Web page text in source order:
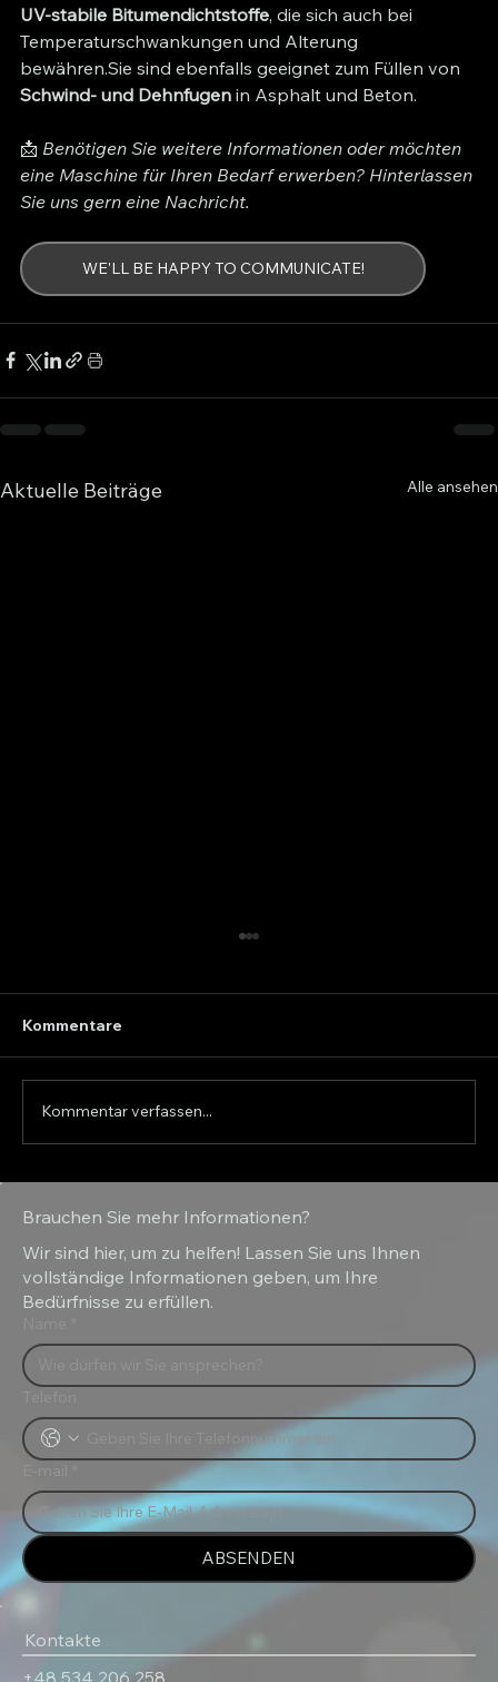
UV-stabile Bitumendichtstoffe, die sich auch bei
Temperaturschwankungen und Alterung
bewähren.Sie sind ebenfalls geeignet zum Füllen von
Schwind- und Dehnfugen in Asphalt und Beton.
📩 Benötigen Sie weitere Informationen oder möchten
eine Maschine für Ihren Bedarf erwerben? Hinterlassen
Sie uns gern eine Nachricht.
WE'LL BE HAPPY TO COMMUNICATE!
Aktuelle Beiträge Alle ansehen
und Salzstreuer für den Winterdienst?
Kommentare
Kommentar verfassen...
Kontakte
+48 534 206 258
Brauchen Sie mehr Informationen?
Wir sind hier, um zu helfen! Lassen Sie uns Ihnen
vollständige Informationen geben, um Ihre
Bedürfnisse zu erfüllen.
ABSENDEN